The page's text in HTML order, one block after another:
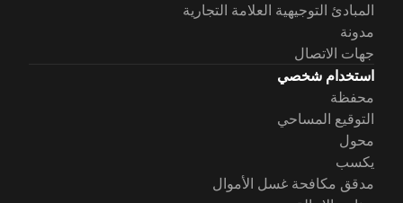
المبادئ التوجيهية العلامة التجارية
مدونة
جهات الاتصال
استخدام شخصي
محفظة
التوقيع المساحي
محول
يكسب
مدقق مكافحة غسل الأموال